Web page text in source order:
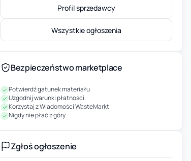
Profil sprzedawcy
Wszystkie ogłoszenia
Bezpieczeństwo marketplace
Potwierdź gatunek materiału
Uzgodnij warunki płatności
Korzystaj z Wiadomości WasteMarkt
Nigdy nie płać z góry
Zgłoś ogłoszenie